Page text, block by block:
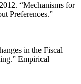
2012. “Mechanisms for
Preferences.”
in the Fiscal
Empirical